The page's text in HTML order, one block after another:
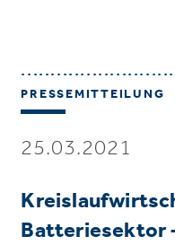
PRESSEMITTEILUNG
25.03.2021
Batteriesektor